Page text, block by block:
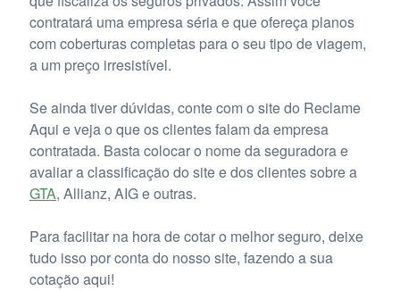
contratará uma empresa séria e que ofereça planos
com coberturas completas para o seu tipo de viagem,
a um preço irresistível.
Se ainda tiver dúvidas, conte com o site do Reclame
Aqui e veja o que os clientes falam da empresa
contratada. Basta colocar o nome da seguradora e
avaliar a classificação do site e dos clientes sobre a
GTA, Allianz, AIG e outras.
Para facilitar na hora de cotar o melhor seguro, deixe
tudo isso por conta do nosso site, fazendo a sua
cotação aqui!